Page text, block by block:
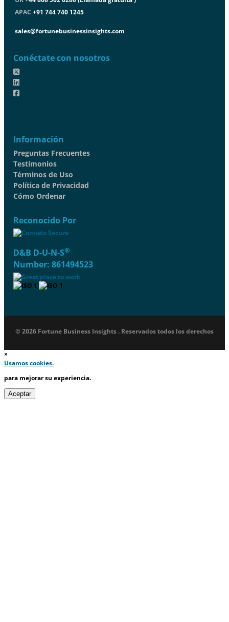
APAC +91 744 740 1245
sales@fortunebusinessinsights.com
Conéctate con nosotros
Información
Preguntas Frecuentes
Testimonios
Términos de Uso
Política de Privacidad
Cómo Ordenar
Reconocido Por
D&B D-U-N-S®
Number: 861494523
© 2026 Fortune Business Insights . Reservados todos los derechos
×
Usamos cookies.
para mejorar su experiencia.
Aceptar